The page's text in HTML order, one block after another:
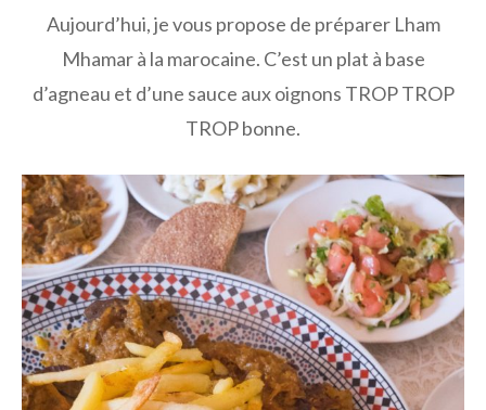
Aujourd’hui, je vous propose de préparer Lham
Mhamar à la marocaine. C’est un plat à base
d’agneau et d’une sauce aux oignons TROP TROP
TROP bonne.